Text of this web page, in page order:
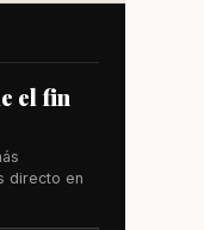
el fin
directo en